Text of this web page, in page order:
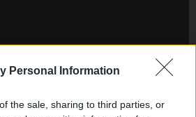
Personal Information
the sale, sharing to third parties, or